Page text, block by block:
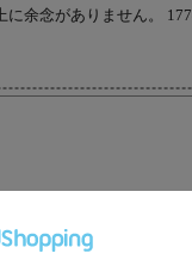
余念がありません。